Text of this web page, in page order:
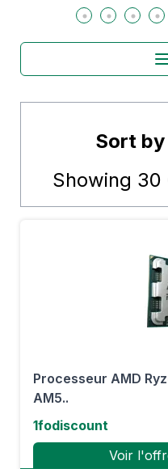
Sort by
Showing 30
Processeur AMD
AM5..
1fodiscount
Voir